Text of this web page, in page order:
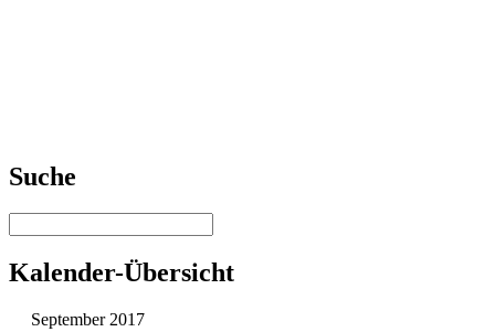
Suche
Kalender-Übersicht
September 2017